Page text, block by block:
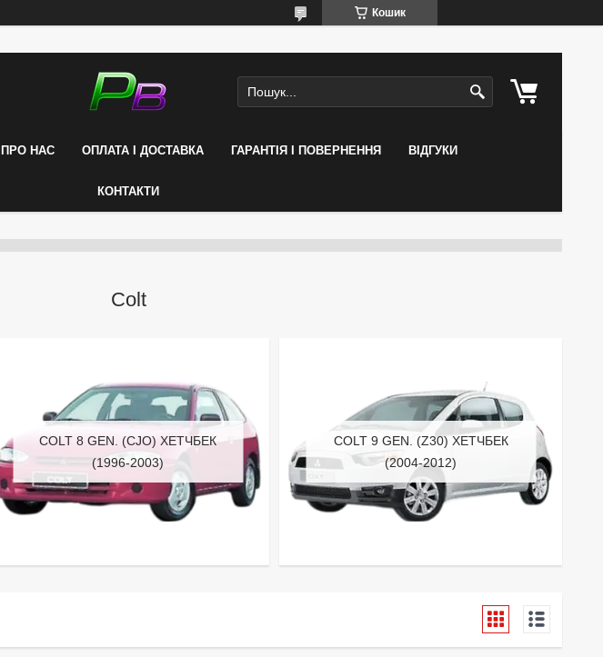
Кошик
ПРО НАС ОПЛАТА І ДОСТАВКА ГАРАНТІЯ І ПОВЕРНЕННЯ ВІДГУКИ
КОНТАКТИ
Colt
COLT 8 GEN. (CJO) ХЕТЧБЕК
(1996-2003)
COLT 9 GEN. (Z30) ХЕТЧБЕК
(2004-2012)